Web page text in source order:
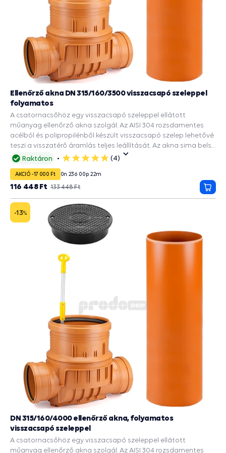
Raktáron
5
(4)
Ellenőrző akna DN 315/160/3500 visszacsapó szeleppel
folyamatos
A csatornacsőhöz egy visszacsapó szeleppel ellátott
műanyag ellenőrző akna szolgál. Az AISI 304 rozsdamentes
acélból és polipropilénből készült visszacsapó szelep lehetővé
teszi a visszatérő áramlás teljes leállítását. Az akna sima belső
felülete megakadályozza a cső belsejében lerakódott
épületekről. A DN 315 tengely bordázott alja 2 DN 160
bemenettel rendelkezik. Ez biztosítja a merevséget és a
talajnyomással szembeni ellenállást. A csomag tartalmaz
még egy DN 315-ös csatornacsõt és egy 2000 kg teherbírású
burkolatot. A kötések tömítettségét gumitömítések
AKCIÓ -17 000 Ft 0n 23ó 00p 21m
133 448 Ft
116 448 Ft
-13%
DN 315/160/4000 ellenőrző akna, folyamatos
visszacsapó szeleppel
A csatornacsőhöz egy visszacsapó szeleppel ellátott
műanyag ellenőrző akna szolgál. Az AISI 304 rozsdamentes